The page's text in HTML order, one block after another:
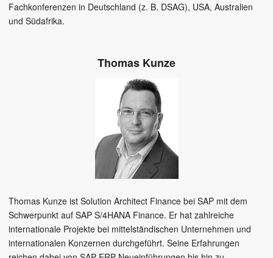
Fachkonferenzen in Deutschland (z. B. DSAG), USA, Australien
und Südafrika.
Thomas Kunze
Thomas Kunze ist Solution Architect Finance bei SAP mit dem
Schwerpunkt auf SAP S/4HANA Finance. Er hat zahlreiche
internationale Projekte bei mittelständischen Unternehmen und
internationalen Konzernen durchgeführt. Seine Erfahrungen